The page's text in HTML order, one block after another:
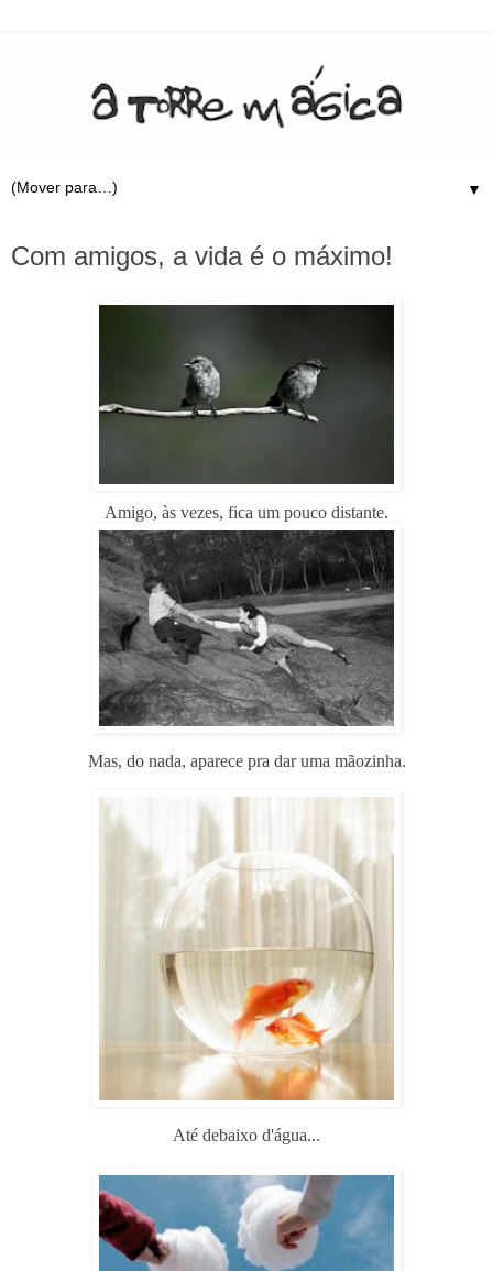
▼
Com amigos, a vida é o máximo!
Amigo, às vezes, fica um pouco distante.
Mas, do nada, aparece pra dar uma mãozinha.
Até debaixo d'água...